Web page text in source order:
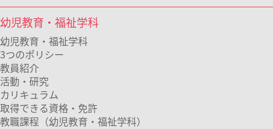
幼児教育・福祉学科
幼児教育・福祉学科
3つのポリシー
教員紹介
活動・研究
カリキュラム
取得できる資格・免許
教職課程（幼児教育・福祉学科）